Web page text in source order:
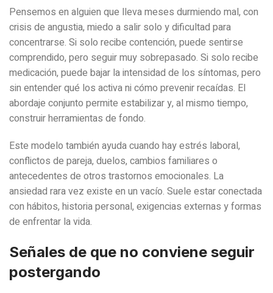
Pensemos en alguien que lleva meses durmiendo mal, con
crisis de angustia, miedo a salir solo y dificultad para
concentrarse. Si solo recibe contención, puede sentirse
comprendido, pero seguir muy sobrepasado. Si solo recibe
medicación, puede bajar la intensidad de los síntomas, pero
sin entender qué los activa ni cómo prevenir recaídas. El
abordaje conjunto permite estabilizar y, al mismo tiempo,
construir herramientas de fondo.
Este modelo también ayuda cuando hay estrés laboral,
conflictos de pareja, duelos, cambios familiares o
antecedentes de otros trastornos emocionales. La
ansiedad rara vez existe en un vacío. Suele estar conectada
con hábitos, historia personal, exigencias externas y formas
de enfrentar la vida.
Señales de que no conviene seguir
postergando